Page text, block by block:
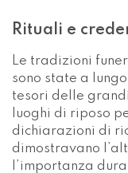
Rituali e
Le tradizioni
sono state a
tesori delle
luoghi di riposo
dichiarazioni di
dimostravano
l’importanza